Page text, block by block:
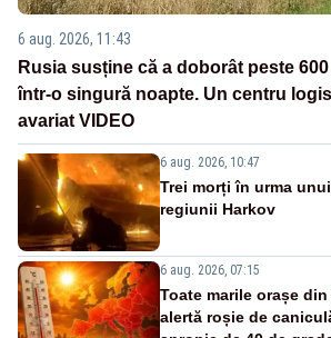
6 aug. 2026, 11:43
Rusia susține că a doborât peste
într-o singură noapte. Un centru
avariat VIDEO
6 aug. 2026, 10:47
Trei morți în urma
regiunii Harkov
6 aug. 2026, 07:15
Toate marile orașe
alertă roșie de